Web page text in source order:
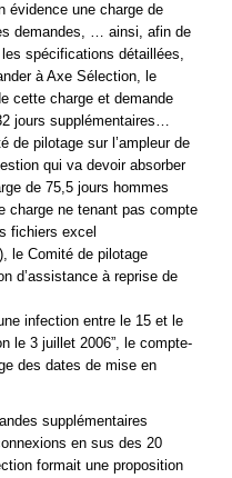
évidence une charge de
demandes, … ainsi, afin de
spécifications détaillées,
à Axe Sélection, le
cette charge et demande
jours supplémentaires…
de pilotage sur l’ampleur de
qui va devoir absorber
de 75,5 jours hommes
charge ne tenant pas compte
fichiers excel
le Comité de pilotage
d’assistance à reprise de
infection entre le 15 et le
le 3 juillet 2006”, le compte-
des dates de mise en
supplémentaires
en sus des 20
formait une proposition